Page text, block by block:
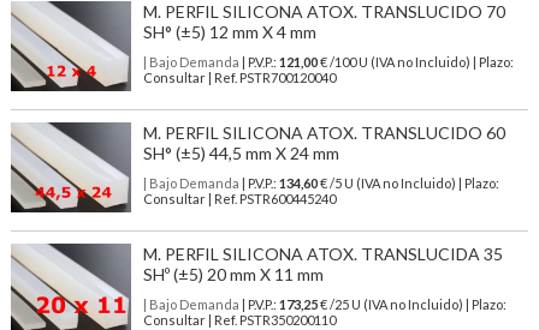
M. PERFIL SILICONA ATOX. TRANSLUCIDO 70
SH° (±5) 12 mm X 4 mm
| Bajo Demanda | P.V.P.: 121,00€ /100 U (IVA no Incluido) | Plazo:
Consultar | Ref. PSTR700120040
M. PERFIL SILICONA ATOX. TRANSLUCIDO 60
SH° (±5) 44,5 mm X 24 mm
| Bajo Demanda | P.V.P.: 134,60€ /5 U (IVA no Incluido) | Plazo:
Consultar | Ref. PSTR600445240
M. PERFIL SILICONA ATOX. TRANSLUCIDA 35
SHº (±5) 20 mm X 11 mm
| Bajo Demanda | P.V.P.: 173,25€ /25 U (IVA no Incluido) | Plazo:
Consultar | Ref. PSTR350200110